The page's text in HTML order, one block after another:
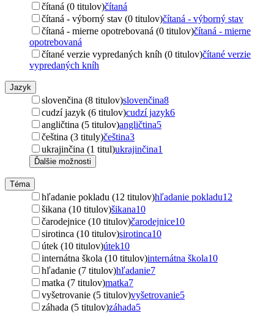
čítaná (0 titulov)čítaná
čítaná - výborný stav (0 titulov)čítaná - výborný stav
čítaná - mierne opotrebovaná (0 titulov)čítaná - mierne
opotrebovaná
čítané verzie vypredaných kníh (0 titulov)čítané verzie
vypredaných kníh
Jazyk
slovenčina (8 titulov)slovenčina8
cudzí jazyk (6 titulov)cudzí jazyk6
angličtina (5 titulov)angličtina5
čeština (3 tituly)čeština3
ukrajinčina (1 titul)ukrajinčina1
Ďalšie možnosti
Téma
hľadanie pokladu (12 titulov)hľadanie pokladu12
šikana (10 titulov)šikana10
čarodejnice (10 titulov)čarodejnice10
sirotinca (10 titulov)sirotinca10
útek (10 titulov)útek10
internátna škola (10 titulov)internátna škola10
hľadanie (7 titulov)hľadanie7
matka (7 titulov)matka7
vyšetrovanie (5 titulov)vyšetrovanie5
záhada (5 titulov)záhada5